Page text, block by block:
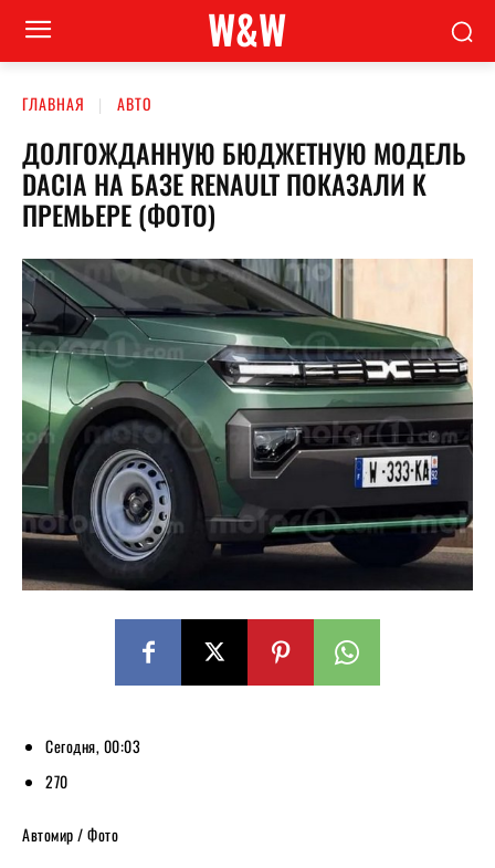
W&W
ГЛАВНАЯ АВТО
ДОЛГОЖДАННУЮ БЮДЖЕТНУЮ МОДЕЛЬ
DACIA НА БАЗЕ RENAULT ПОКАЗАЛИ К
ПРЕМЬЕРЕ (ФОТО)
Сегодня, 00:03
270
Автомир / Фото